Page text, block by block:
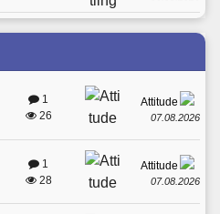
1
26
Attitude
07.08.2026
1
28
Attitude
07.08.2026